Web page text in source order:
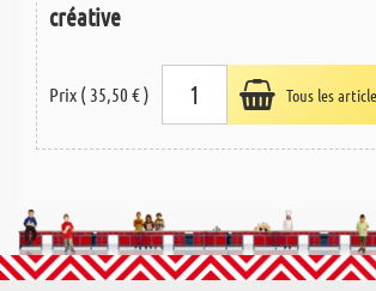
créative
Prix ( 35,50 € ) Tous les